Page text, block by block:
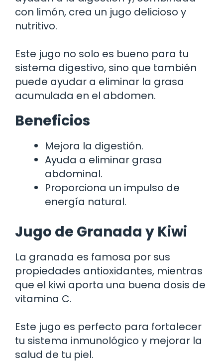
con limón, crea un jugo delicioso y
nutritivo.
Este jugo no solo es bueno para tu
sistema digestivo, sino que también
puede ayudar a eliminar la grasa
acumulada en el abdomen.
Beneficios
Mejora la digestión.
Ayuda a eliminar grasa
abdominal.
Proporciona un impulso de
energía natural.
Jugo de Granada y Kiwi
La granada es famosa por sus
propiedades antioxidantes, mientras
que el kiwi aporta una buena dosis de
vitamina C.
Este jugo es perfecto para fortalecer
tu sistema inmunológico y mejorar la
salud de tu piel.